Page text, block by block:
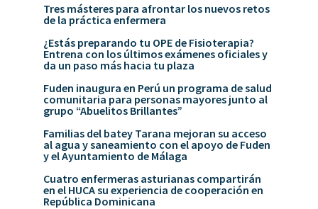
Tres másteres para afrontar los nuevos retos
de la práctica enfermera
¿Estás preparando tu OPE de Fisioterapia?
Entrena con los últimos exámenes oficiales y
da un paso más hacia tu plaza
Fuden inaugura en Perú un programa de salud
comunitaria para personas mayores junto al
grupo “Abuelitos Brillantes”
Familias del batey Tarana mejoran su acceso
al agua y saneamiento con el apoyo de Fuden
y el Ayuntamiento de Málaga
Cuatro enfermeras asturianas compartirán
en el HUCA su experiencia de cooperación en
República Dominicana